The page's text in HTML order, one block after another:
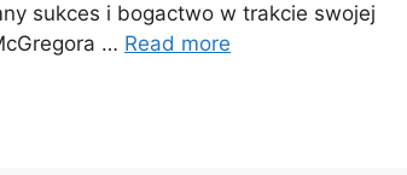
sukces i bogactwo w trakcie swojej
… Read more